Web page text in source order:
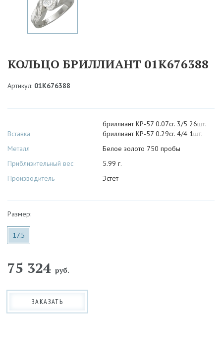
КОЛЬЦО БРИЛЛИАНТ 01К676388
Артикул: 01К676388
Вставка
Металл
Приблизительный вес
Производитель
бриллиант КР-57 0.07cr. 3/5 26шт.
бриллиант КР-57 0.29cr. 4/4 1шт.
Белое золото 750 пробы
5.99 г.
Эстет
Размер:
17.5
75 324 руб.
ЗАКАЗАТЬ